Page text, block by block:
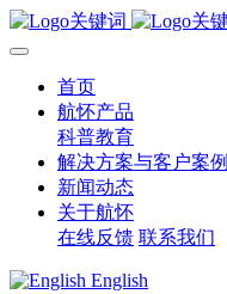
首页
航怀产品
科普教育
解决方案与客户案例
新闻动态
关于航怀
在线反馈 联系我们
English